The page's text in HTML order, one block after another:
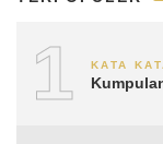
1 KATA